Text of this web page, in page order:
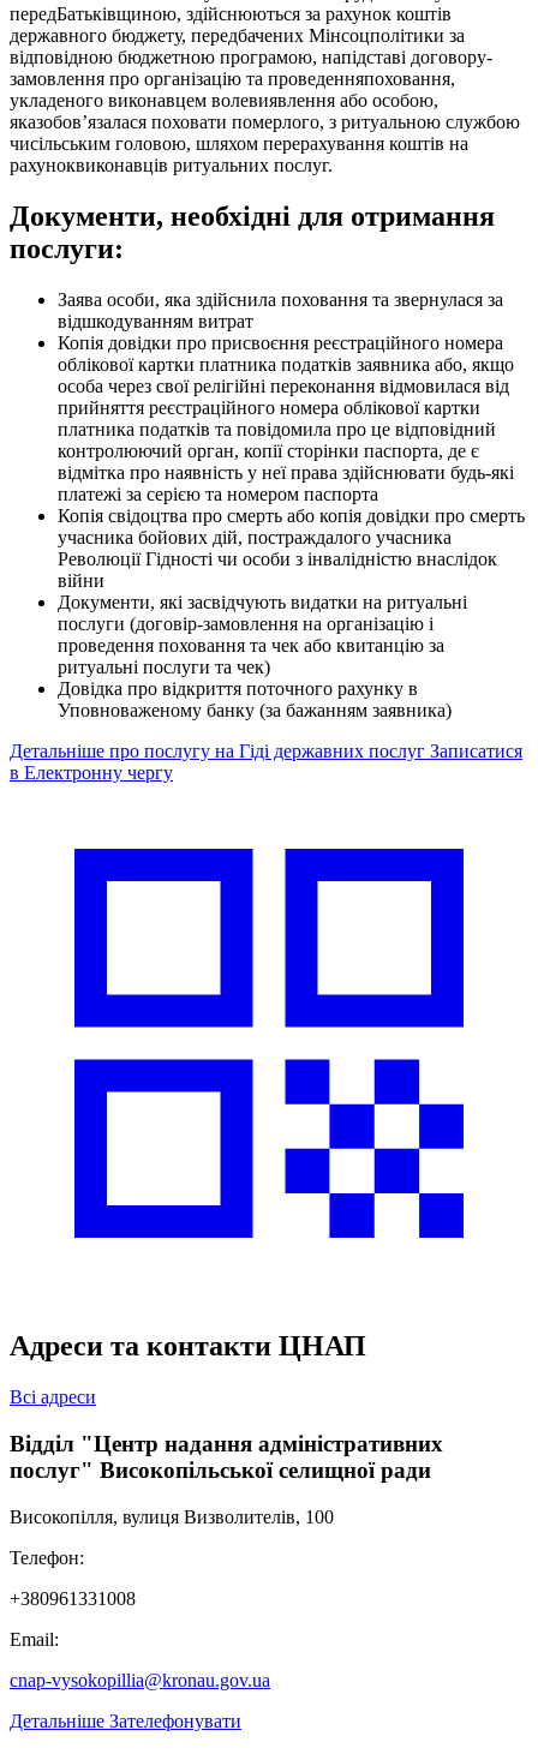
передБатьківщиною, здійснюються за рахунок коштів
державного бюджету, передбачених Мінсоцполітики за
відповідною бюджетною програмою, напідставі договору-
замовлення про організацію та проведенняпоховання,
укладеного виконавцем волевиявлення або особою,
яказобов’язалася поховати померлого, з ритуальною службою
чисільським головою, шляхом перерахування коштів на
рахуноквиконавців ритуальних послуг.
Документи, необхідні для отримання
послуги:
Заява особи, яка здійснила поховання та звернулася за
відшкодуванням витрат
Копія довідки про присвоєння реєстраційного номера
облікової картки платника податків заявника або, якщо
особа через свої релігійні переконання відмовилася від
прийняття реєстраційного номера облікової картки
платника податків та повідомила про це відповідний
контролюючий орган, копії сторінки паспорта, де є
відмітка про наявність у неї права здійснювати будь-які
платежі за серією та номером паспорта
Копія свідоцтва про смерть або копія довідки про смерть
учасника бойових дій, постраждалого учасника
Революції Гідності чи особи з інвалідністю внаслідок
війни
Документи, які засвідчують видатки на ритуальні
послуги (договір-замовлення на організацію і
проведення поховання та чек або квитанцію за
ритуальні послуги та чек)
Довідка про відкриття поточного рахунку в
Уповноваженому банку (за бажанням заявника)
Детальніше про послугу на Гіді державних послуг Записатися
в Електронну чергу
Адреси та контакти ЦНАП
Всі адреси
Відділ "Центр надання адміністративних
послуг" Високопільської селищної ради
Високопілля, вулиця Визволителів, 100
Телефон:
+380961331008
Email:
cnap-vysokopillia@kronau.gov.ua
Детальніше Зателефонувати